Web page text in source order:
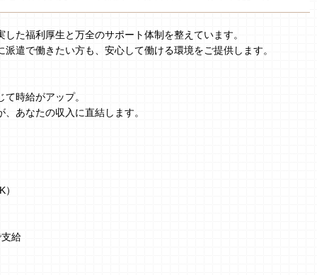
た福利厚生と万全のサポート体制を整えています。
遣で働きたい方も、安心して働ける環境をご提供します。
時給がアップ。
あなたの収入に直結します。
給